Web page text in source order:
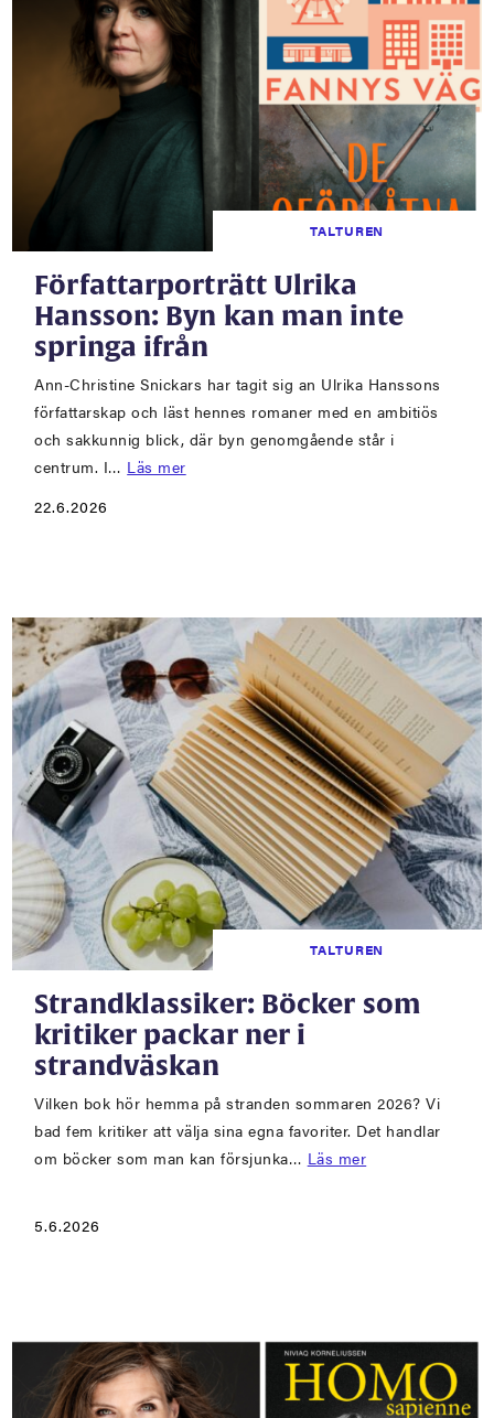
TALTUREN
Författarporträtt Ulrika
Hansson: Byn kan man inte
springa ifrån
Ann-Christine Snickars har tagit sig an Ulrika Hanssons
författarskap och läst hennes romaner med en ambitiös
och sakkunnig blick, där byn genomgående står i
centrum. I… Läs mer
22.6.2026
TALTUREN
Strandklassiker: Böcker som
kritiker packar ner i
strandväskan
Vilken bok hör hemma på stranden sommaren 2026? Vi
bad fem kritiker att välja sina egna favoriter. Det handlar
om böcker som man kan försjunka… Läs mer
5.6.2026